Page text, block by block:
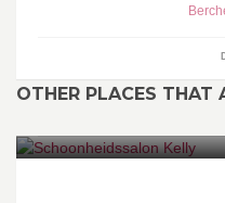
OTHER PLACES THAT